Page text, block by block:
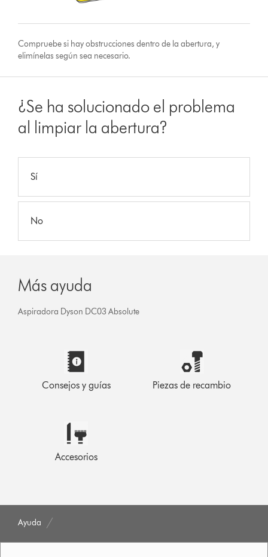
Compruebe si hay obstrucciones dentro de la abertura, y
elimínelas según sea necesario.
¿Se ha solucionado el problema
al limpiar la abertura?
Sí
No
Más ayuda
Aspiradora Dyson DC03 Absolute
Consejos y guías Piezas de recambio
Accesorios
Ayuda